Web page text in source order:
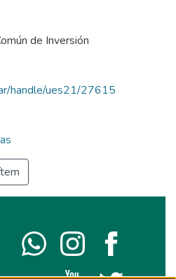
de Inversión
handle/ues21/27615